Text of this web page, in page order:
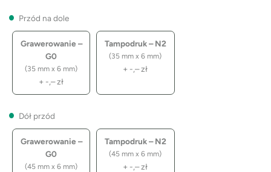
Przód na dole
Grawerowanie –
G0
(35 mm x 6 mm)
+ -,–zł
Tampodruk – N2
(35 mm x 6 mm)
+ -,–zł
Dół przód
Grawerowanie –
G0
(45 mm x 6 mm)
Tampodruk – N2
(45 mm x 6 mm)
+ -,–zł